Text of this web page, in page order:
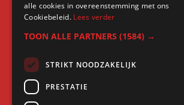
Cursus LinkedIn zakelijk
alle cookies in overeenstemming met ons
Cookiebeleid. Lees verder
TOON ALLE PARTNERS (1584) →
STRIKT NOODZAKELIJK
PRESTATIE